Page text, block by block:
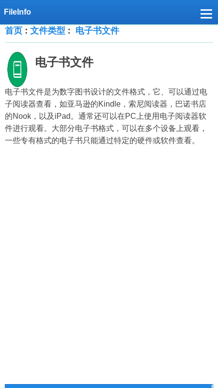
首页 : 文件类型 : 电子书文件
电子书文件
电子书文件是为数字图书设计的文件格式，它、可以通过电
子阅读器查看，如亚马逊的Kindle，索尼阅读器，巴诺书店
的Nook，以及iPad。通常还可以在PC上使用电子阅读器软
件进行观看。大部分电子书格式，可以在多个设备上观看，
一些专有格式的电子书只能通过特定的硬件或软件查看。